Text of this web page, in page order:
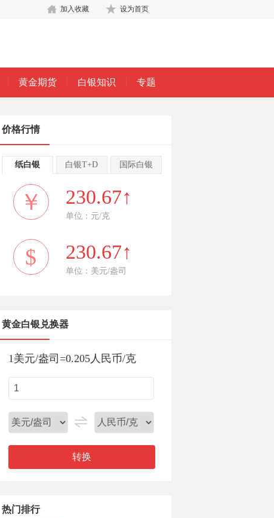
设为首页
加入收藏
黄金期货 白银知识 专题
价格行情
纸白银 白银T+D 国际白银
￥ 230.67↑
单位：元/克
$ 230.67↑
单位：美元/盎司
黄金白银兑换器
1美元/盎司 =0.205人民币/克
转换
热门排行